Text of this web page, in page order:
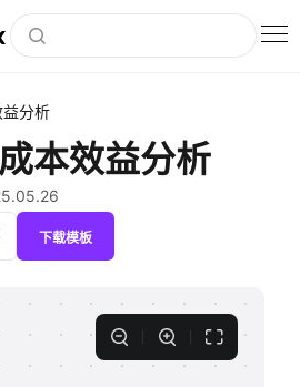
分析
本效益分析
下载模板